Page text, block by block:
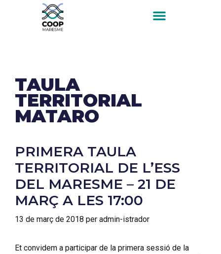
TAULA
TERRITORIAL
MATARO
PRIMERA TAULA
TERRITORIAL DE L’ESS
DEL MARESME – 21 DE
MARÇ A LES 17:00
13 de març de 2018 per admin-istrador
Et convidem a participar de la primera sessió de la